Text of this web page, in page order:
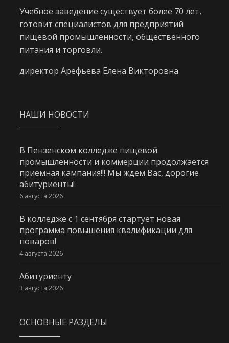
Учебное заведение существует более 70 лет,
готовит специалистов для предприятий
пищевой промышленности, общественного
питания и торговли.
директор Арефьева Елена Викторовна
НАШИ НОВОСТИ
В Пензенском колледже пищевой
промышленности и коммерции продолжается
приемная кампания!!! Мы ждем Вас, дорогие
абитуриенты!
6 августа 2026
В колледже с 1 сентября стартует новая
программа повышения квалификации для
поваров!
4 августа 2026
Абитуриенту
3 августа 2026
ОСНОВНЫЕ РАЗДЕЛЫ